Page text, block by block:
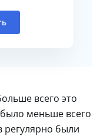
всего это
меньше всего
были